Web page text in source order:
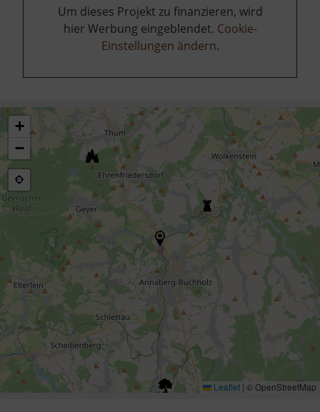
Um dieses Projekt zu finanzieren, wird
hier Werbung eingeblendet. Cookie-
Einstellungen ändern.
+
−
Leaflet | © OpenStreetMap